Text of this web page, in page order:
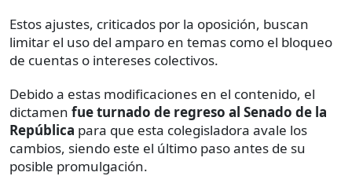
Estos ajustes, criticados por la oposición, buscan
limitar el uso del amparo en temas como el bloqueo
de cuentas o intereses colectivos.
Debido a estas modificaciones en el contenido, el
dictamen fue turnado de regreso al Senado de la
República para que esta colegisladora avale los
cambios, siendo este el último paso antes de su
posible promulgación.